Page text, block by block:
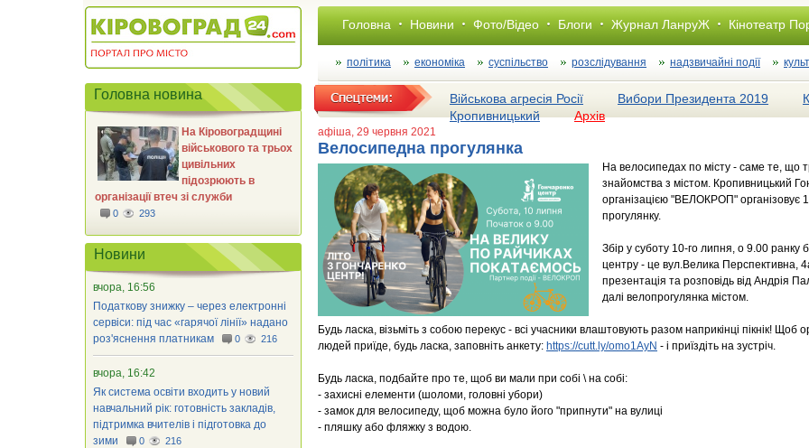
Головна Новини Фото/Відео Блоги Журнал ЛанруЖ Кінотеатр
політика економіка суспільство розслiдування надзвичайні події
Військова агресія Росії Вибори Президента 2019
Кропивницький
Архів
афіша, 29 червня 2021
Велосипедна прогулянка
На велосипедах по місту - саме те, що
знайомства з містом. Кропивницький
організацією "ВЕЛОКРОП" організовує
прогулянку.
​Збір у суботу 10-го липня, о 9.00 ранку
центру - це вул.Велика Перспективна,
презентація та розповідь від Андрія
далі велопрогулянка містом.
​Будь ласка, візьміть з собою перекус - всі учасники влаштовують разом наприкінці пікнік! Щоб
людей приїде, будь ласка, заповніть анкету: https://cutt.ly/omo1AyN - і приїздіть на зустріч.
​Будь ласка, подбайте про те, щоб ви мали при собі \ на собі:
​- захисні елементи (шоломи, головні убори)
​- замок для велосипеду, щоб можна було його "припнути" на вулиці
​- пляшку або фляжку з водою.
Головна новина
На Кіровоградщині
військового та трьох
цивільних
підозрюють в
організації втеч зі служби
0 293
Новини
вчора, 16:56
Податкову знижку – через електронні
сервіси: під час «гарячої лінії» надано
роз'яснення платникам
0 216
вчора, 16:42
Як система освіти входить у новий
навчальний рік: готовність закладів,
підтримка вчителів і підготовка до
зими
0 216